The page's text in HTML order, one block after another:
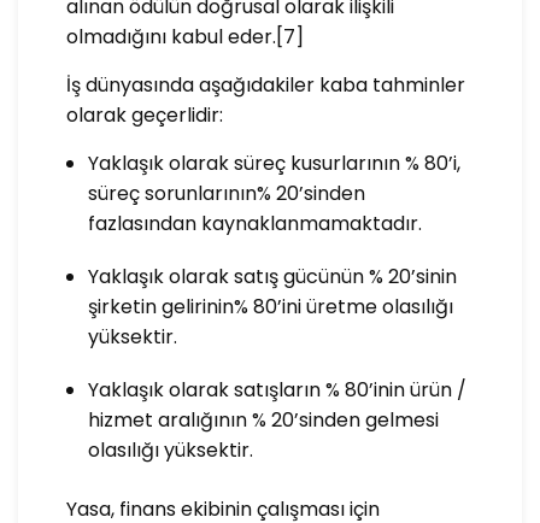
alınan ödülün doğrusal olarak ilişkili
olmadığını kabul eder.[7]
İş dünyasında aşağıdakiler kaba tahminler
olarak geçerlidir:
Yaklaşık olarak süreç kusurlarının % 80’i,
süreç sorunlarının% 20’sinden
fazlasından kaynaklanmamaktadır.
Yaklaşık olarak satış gücünün % 20’sinin
şirketin gelirinin% 80’ini üretme olasılığı
yüksektir.
Yaklaşık olarak satışların % 80’inin ürün /
hizmet aralığının % 20’sinden gelmesi
olasılığı yüksektir.
Yasa, finans ekibinin çalışması için